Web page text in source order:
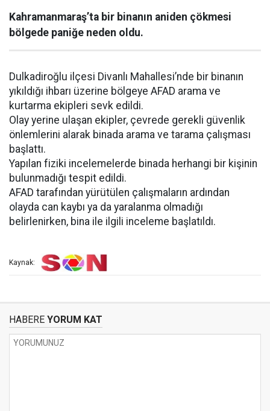
Kahramanmaraş’ta bir binanın aniden çökmesi
bölgede paniğe neden oldu.
Dulkadiroğlu ilçesi Divanlı Mahallesi’nde bir binanın
yıkıldığı ihbarı üzerine bölgeye AFAD arama ve
kurtarma ekipleri sevk edildi.
Olay yerine ulaşan ekipler, çevrede gerekli güvenlik
önlemlerini alarak binada arama ve tarama çalışması
başlattı.
Yapılan fiziki incelemelerde binada herhangi bir kişinin
bulunmadığı tespit edildi.
AFAD tarafından yürütülen çalışmaların ardından
olayda can kaybı ya da yaralanma olmadığı
belirlenirken, bina ile ilgili inceleme başlatıldı.
Kaynak:
HABERE YORUM KAT